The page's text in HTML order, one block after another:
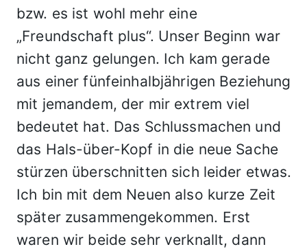
bzw. es ist wohl mehr eine
„Freundschaft plus“. Unser Beginn war
nicht ganz gelungen. Ich kam gerade
aus einer fünfeinhalbjährigen Beziehung
mit jemandem, der mir extrem viel
bedeutet hat. Das Schlussmachen und
das Hals-über-Kopf in die neue Sache
stürzen überschnitten sich leider etwas.
Ich bin mit dem Neuen also kurze Zeit
später zusammengekommen. Erst
waren wir beide sehr verknallt, dann